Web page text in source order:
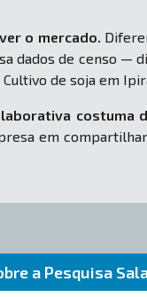
o mercado.
dados de censo —
de soja em
costuma
em
a Pesquisa